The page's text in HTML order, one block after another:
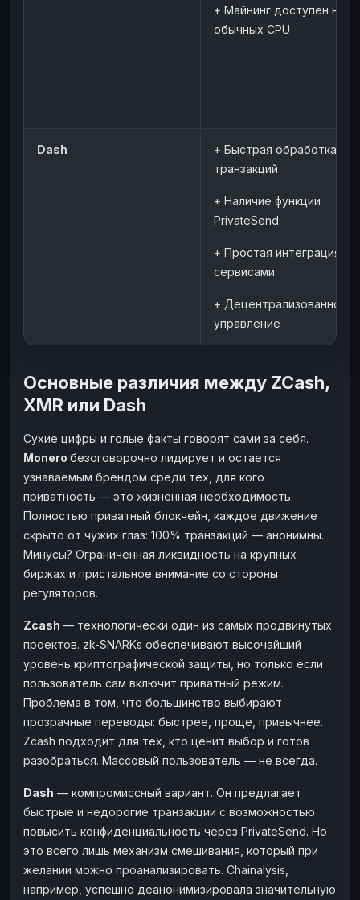
+ Майнинг доступен на
обычных CPU
Dash
+ Быстрая обработка
транзакций
+ Наличие функции
PrivateSend
+ Простая интеграция с
сервисами
+ Децентрализованное
управление
Основные различия между ZCash,
XMR или Dash
Сухие цифры и голые факты говорят сами за себя.
Monero безоговорочно лидирует и остается
узнаваемым брендом среди тех, для кого
приватность — это жизненная необходимость.
Полностью приватный блокчейн, каждое движение
скрыто от чужих глаз: 100% транзакций — анонимны.
Минусы? Ограниченная ликвидность на крупных
биржах и пристальное внимание со стороны
регуляторов.
Zcash — технологически один из самых продвинутых
проектов. zk-SNARKs обеспечивают высочайший
уровень криптографической защиты, но только если
пользователь сам включит приватный режим.
Проблема в том, что большинство выбирают
прозрачные переводы: быстрее, проще, привычнее.
Zcash подходит для тех, кто ценит выбор и готов
разобраться. Массовый пользователь — не всегда.
Dash — компромиссный вариант. Он предлагает
быстрые и недорогие транзакции с возможностью
повысить конфиденциальность через PrivateSend. Но
это всего лишь механизм смешивания, который при
желании можно проанализировать. Chainalysis,
например, успешно деанонимизировала значительную